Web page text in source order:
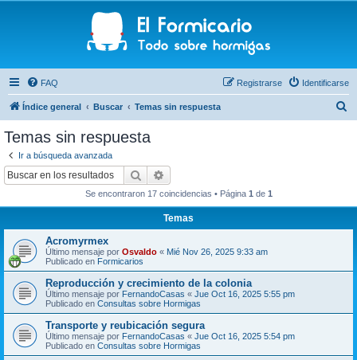
FAQ Identificarse
Registrarse
Índice general Buscar Temas sin respuesta
Temas sin respuesta
Ir a búsqueda avanzada
Buscar
Se encontraron 17 coincidencias • Página 1 de 1
Temas
Acromyrmex
Último mensaje por Osvaldo « Mié Nov 26, 2025 9:33 am
Publicado en Formicarios
Reproducción y crecimiento de la colonia
Último mensaje por FernandoCasas « Jue Oct 16, 2025 5:55 pm
Publicado en Consultas sobre Hormigas
Transporte y reubicación segura
Último mensaje por FernandoCasas « Jue Oct 16, 2025 5:54 pm
Publicado en Consultas sobre Hormigas